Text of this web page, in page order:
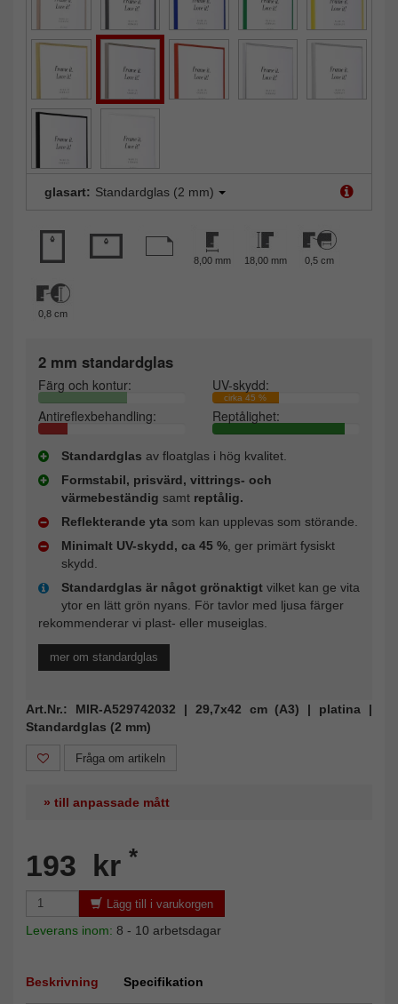
glasart: Standardglas (2 mm)
8,00 mm 18,00 mm 0,5 cm
0,8 cm
2 mm standardglas
Färg och kontur: UV-skydd:
cirka 45 %
Antireflexbehandling: Reptålighet:
Standardglas av floatglas i hög kvalitet.
Formstabil, prisvärd, vittrings- och
värmebeständig samt reptålig.
Reflekterande yta som kan upplevas som störande.
Minimalt UV-skydd, ca 45 % , ger primärt fysiskt
skydd.
Standardglas är något grönaktigt vilket kan ge vita
ytor en lätt grön nyans. För tavlor med ljusa färger
rekommenderar vi plast- eller museiglas.
mer om standardglas
Art.Nr.: MIR-A529742032 | 29,7x42 cm (A3) | platina |
Standardglas (2 mm)
Fråga om artikeln
» till anpassade mått
193 kr *
Lägg till i varukorgen
Leverans inom: 8 - 10 arbetsdagar
Beskrivning Specifikation